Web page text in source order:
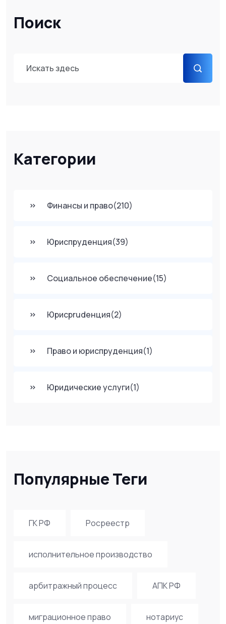
Поиск
Категории
Финансы и право(210)
Юриспруденция(39)
Социальное обеспечение(15)
Юрисprudенция(2)
Право и юриспруденция(1)
Юридические услуги(1)
Популярные Теги
ГК РФ Росреестр
исполнительное производство
арбитражный процесс АПК РФ
миграционное право нотариус